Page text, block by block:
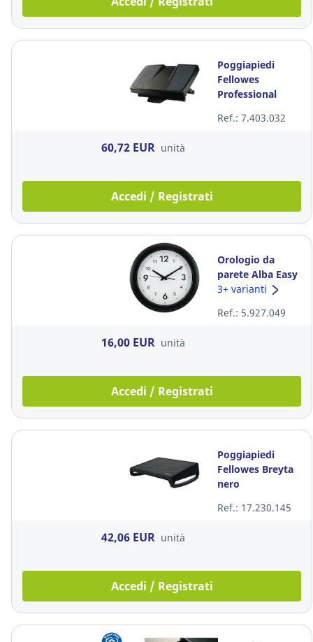
Poggiapiedi
Fellowes
Professional
Ref.: 7.403.032
60,72 EUR unità
Accedi / Registrati
Orologio da
parete Alba Easy
Time 31 Ø cm
3+ varianti
Ref.: 5.927.049
16,00 EUR unità
Accedi / Registrati
Poggiapiedi
Fellowes Breyta
nero
Ref.: 17.230.145
42,06 EUR unità
Accedi / Registrati